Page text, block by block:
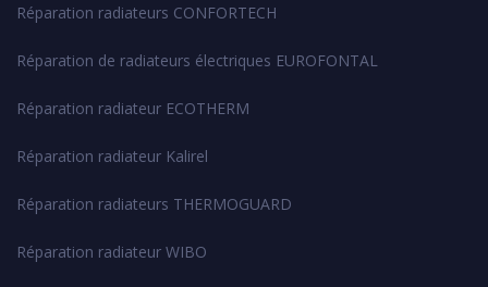
Réparation radiateurs CONFORTECH
Réparation de radiateurs électriques EUROFONTAL
Réparation radiateur ECOTHERM
Réparation radiateur Kalirel
Réparation radiateurs THERMOGUARD
Réparation radiateur WIBO